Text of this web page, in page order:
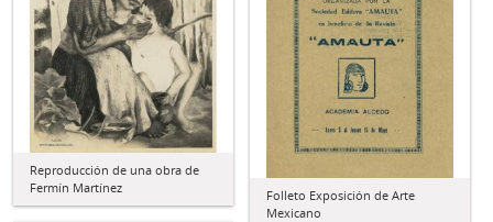
Reproducción de una obra de
Fermín Martínez
Folleto Exposición de Arte
Mexicano